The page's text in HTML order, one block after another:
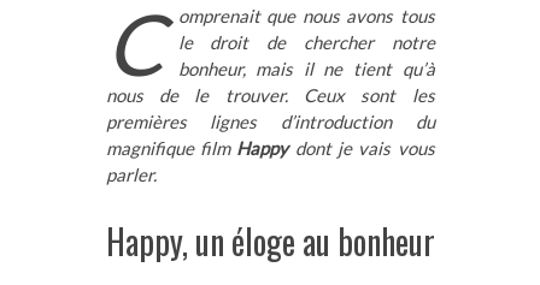
C
omprenait que nous avons tous
le droit de chercher notre
bonheur, mais il ne tient qu’à
nous de le trouver. Ceux sont les
premières lignes d’introduction du
magnifique film Happydont je vais vous
parler.
Happy, un éloge au bonheur